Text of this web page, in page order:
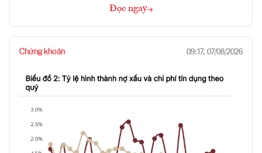
Đọc ngay
Chứng khoán 09:17, 07/08/2026